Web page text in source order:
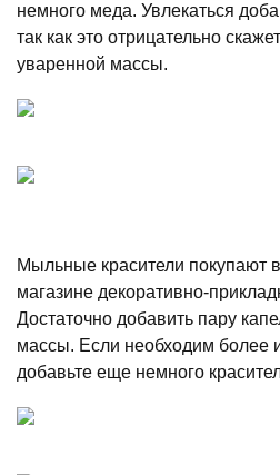
немного меда. Увлекаться
так как это отрицательно
уваренной массы.
Мыльные красители покупают
магазине декоративно-
Достаточно добавить пару
массы. Если необходим более
добавьте еще немного